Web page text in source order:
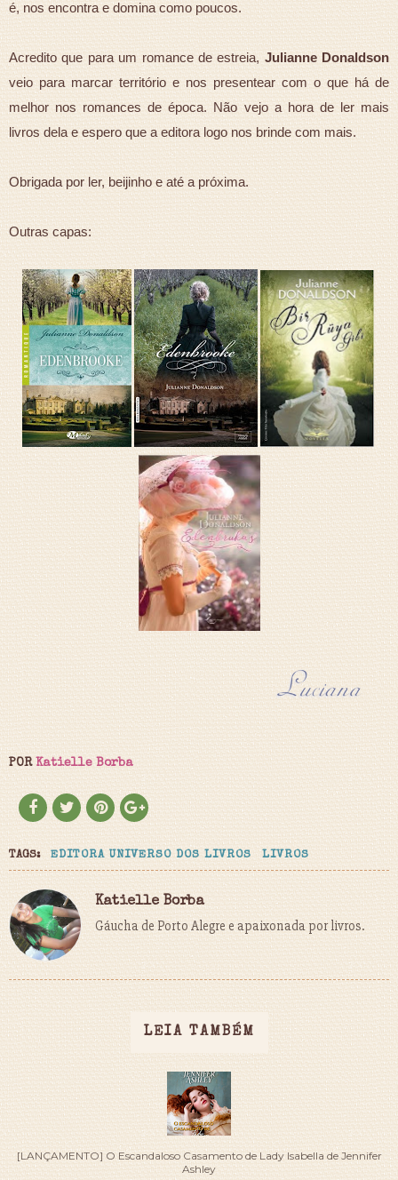
é, nos encontra e domina como poucos.
Acredito que para um romance de estreia, Julianne Donaldson
veio para marcar território e nos presentear com o que há de
melhor nos romances de época. Não vejo a hora de ler mais
livros dela e espero que a editora logo nos brinde com mais.
Obrigada por ler, beijinho e até a próxima.
Outras capas:
POR Katielle Borba
TAGS: EDITORA UNIVERSO DOS LIVROS LIVROS
Katielle Borba
Gáucha de Porto Alegre e apaixonada por livros.
LEIA TAMBÉM
[LANÇAMENTO] O Escandaloso Casamento de Lady Isabella de Jennifer
Ashley